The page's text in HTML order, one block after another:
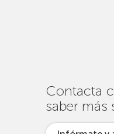
Contacta
saber más